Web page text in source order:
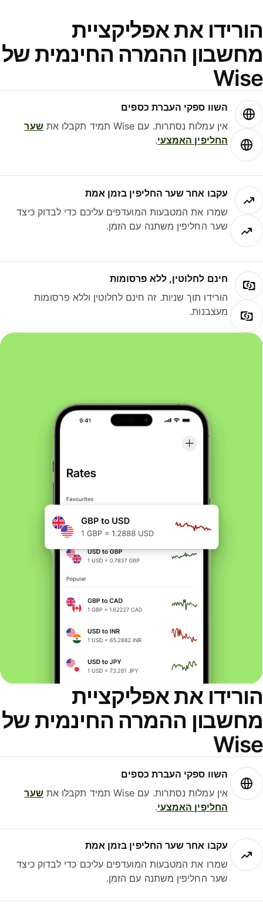
את אפליקציית
ההמרה החינמית של
השוו ספקי העברת כספים
אין עמלות נסתרות. עם Wise תמיד תקבלו את
שער
החליפין האמצעי.
עקבו אחר שער החליפין בזמן אמת
שמרו את המטבעות המועדפים עליכם כדי לבדוק כיצד
שער החליפין משתנה עם הזמן.
חינם לחלוטין, ללא פרסומות
הורידו תוך שניות. זה חינם לחלוטין וללא פרסומות
מעצבנות.
את אפליקציית
ההמרה החינמית של
השוו ספקי העברת כספים
אין עמלות נסתרות. עם Wise תמיד תקבלו את
שער
החליפין האמצעי.
עקבו אחר שער החליפין בזמן אמת
שמרו את המטבעות המועדפים עליכם כדי לבדוק כיצד
שער החליפין משתנה עם הזמן.